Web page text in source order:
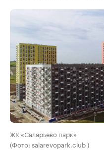
ЖК «Саларьево парк»
(Фото: salarevopark.club )